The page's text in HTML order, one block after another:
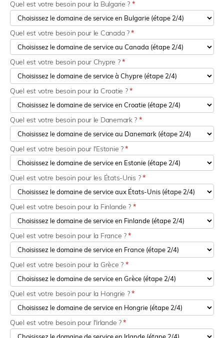
Quel est votre besoin pour la Bulgarie ? *
Quel est votre besoin pour le Canada ?*
Quel est votre besoin pour Chypre ?*
Quel est votre besoin pour la Croatie ?*
Quel est votre besoin pour le Danemark ? *
Quel est votre besoin pour l'Estonie ?*
Quel est votre besoin pour les États-Unis ?*
Quel est votre besoin pour la Finlande ? *
Quel est votre besoin pour la France ?*
Quel est votre besoin pour la Grèce ? *
Quel est votre besoin pour la Hongrie ?*
Quel est votre besoin pour l'Irlande ?*